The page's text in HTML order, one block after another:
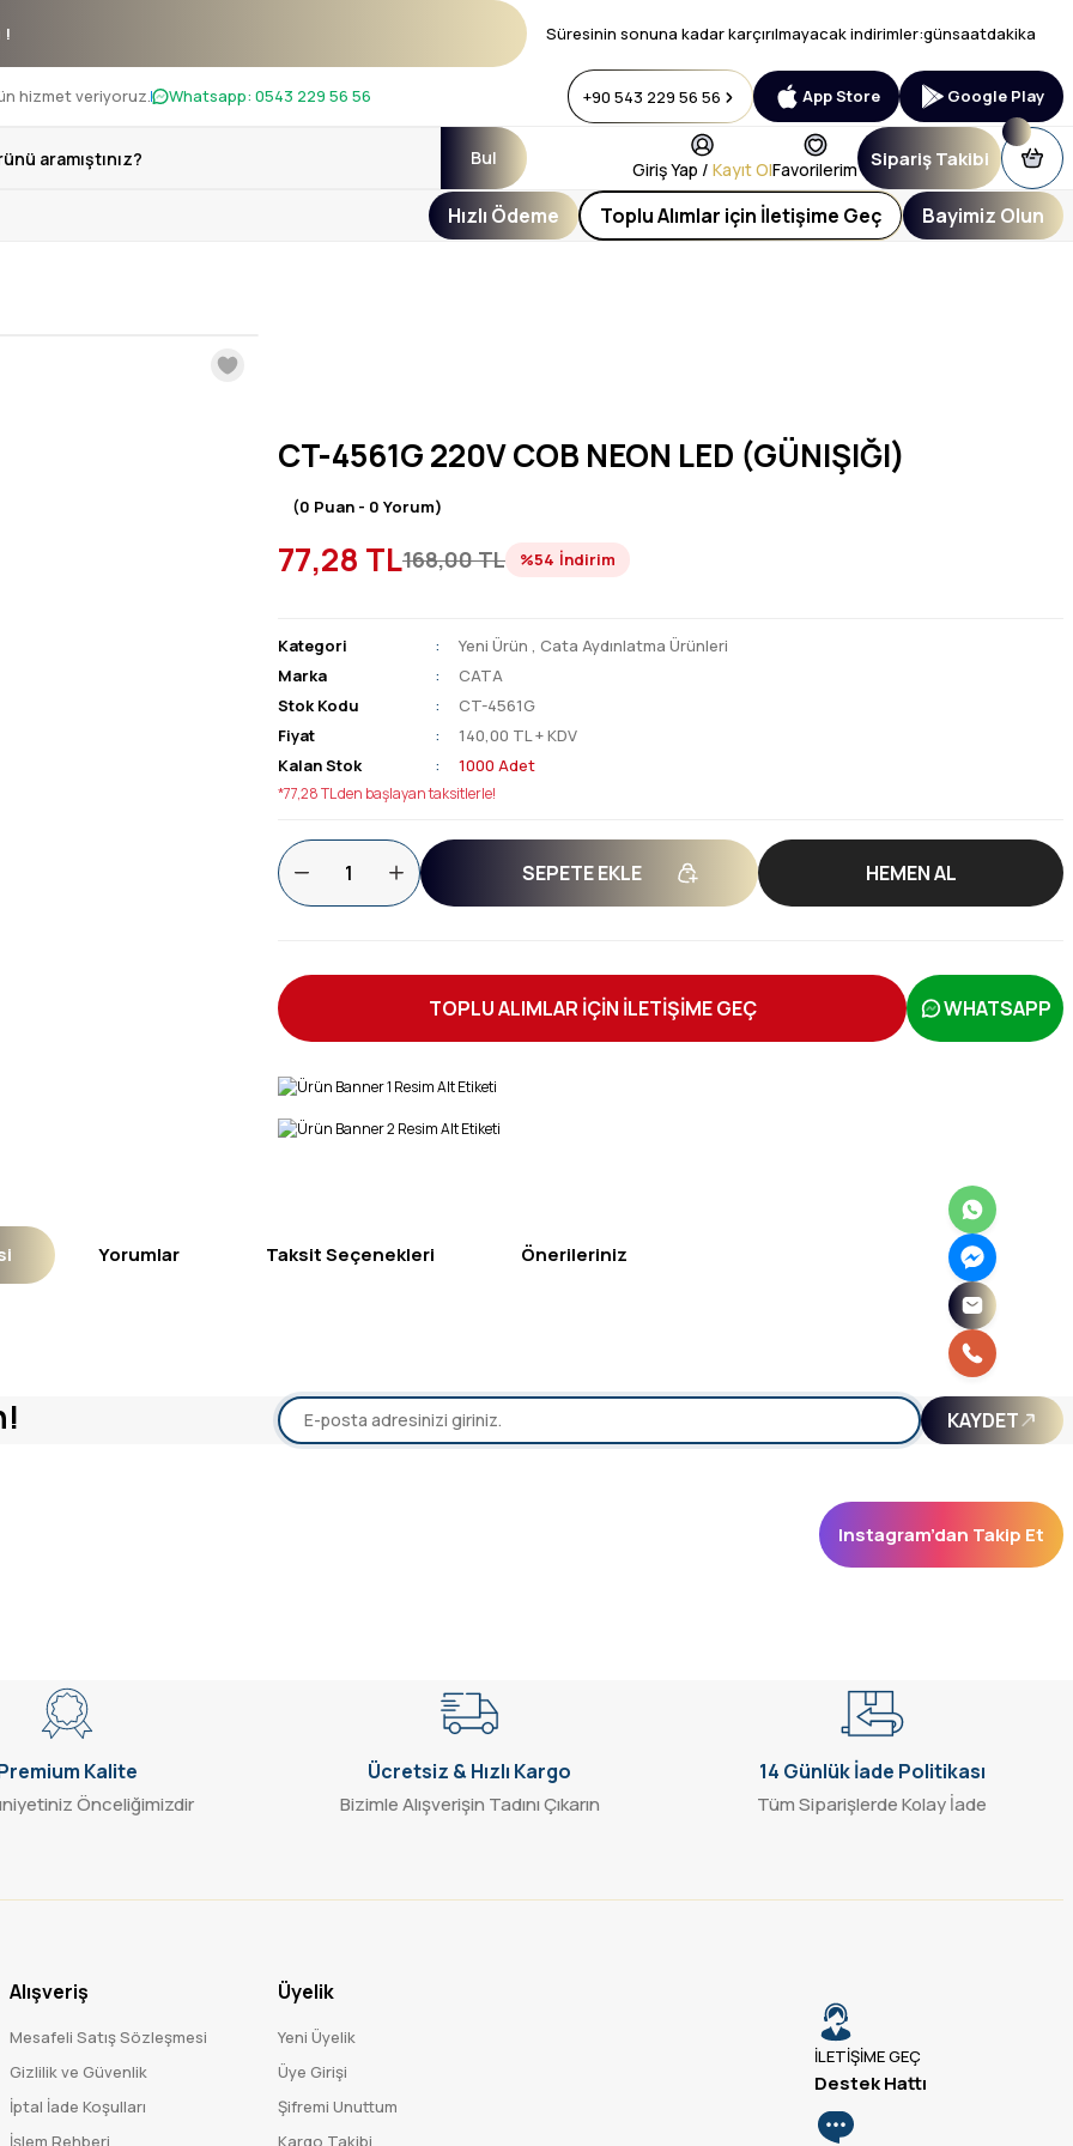
! Süresinin sonuna kadar karçırılmayacak indirimler:günsaatdakika
hizmet veriyoruz. Whatsapp: 0543 229 56 56 +90 543 229 56 56 App Store Google Play
Bul
Giriş Yap / Kayıt OlFavorilerim Sipariş Takibi
Hızlı Ödeme Toplu Alımlar için İletişime Geç Bayimiz Olun
CT-4561G 220V COB NEON LED (GÜNIŞIĞI)
(0 Puan - 0 Yorum)
77,28 TL168,00 TL %54 İndirim
Kategori Yeni Ürün ,Cata Aydınlatma Ürünleri
Marka
CATA
Stok Kodu
CT-4561G
Fiyat
140,00 TL + KDV
Kalan Stok
1000 Adet
*77,28 TL den başlayan taksitlerle!
SEPETE EKLE HEMEN AL
TOPLU ALIMLAR İÇİN İLETİŞİME GEÇ WHATSAPP
Yorumlar Taksit Seçenekleri Önerileriniz
Bu ürüne ilk yorumu siz yapın! KAYDET
Instagram’dan Takip Et
Kalite
Önceliğimizdir
Ücretsiz & Hızlı Kargo
Bizimle Alışverişin Tadını Çıkarın
14 Günlük İade Politikası
Tüm Siparişlerde Kolay İade
Alışveriş
Mesafeli Satış Sözleşmesi
Gizlilik ve Güvenlik
İptal İade Koşulları
İşlem Rehberi
Üyelik
Yeni Üyelik
Üye Girişi
Şifremi Unuttum
Kargo Takibi
İLETİŞİME GEÇ
Destek Hattı